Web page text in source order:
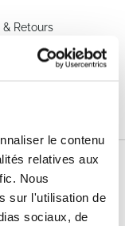
le contenu
relatives aux
Nous
sur l'utilisation de
sociaux, de
& Retours